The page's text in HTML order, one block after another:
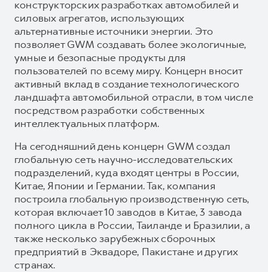
конструкторских разработках автомобилей и
силовых агрегатов, использующих
альтернативные источники энергии. Это
позволяет GWM создавать более экологичные,
умные и безопасные продукты для
пользователей по всему миру. Концерн вносит
активный вклад в создание технологического
ландшафта автомобильной отрасли, в том числе
посредством разработки собственных
интеллектуальных платформ.
На сегодняшний день концерн GWM создал
глобальную сеть научно-исследовательских
подразделений, куда входят центры в России,
Китае, Японии и Германии. Так, компания
построила глобальную производственную сеть,
которая включает 10 заводов в Китае, 3 завода
полного цикла в России, Таиланде и Бразилии, а
также несколько зарубежных сборочных
предприятий в Эквадоре, Пакистане и других
странах.